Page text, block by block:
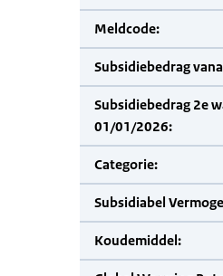
Meldcode:
Subsidiebedrag
Subsidiebedrag 2e
01/01/2026:
Categorie:
Subsidiabel
Koudemiddel: